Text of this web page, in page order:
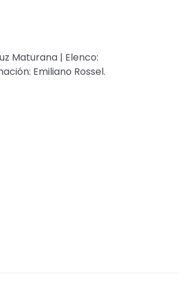
Maturana | Elenco:
Emiliano Rossel.